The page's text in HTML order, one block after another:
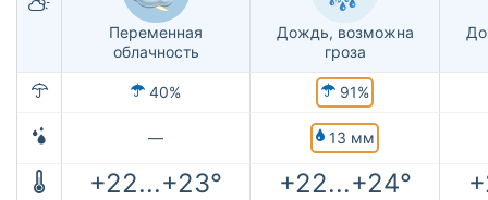
Переменная
облачность
Дождь, возможна
гроза
40% 91%
— 13 мм
+22...+23° +22...+24°